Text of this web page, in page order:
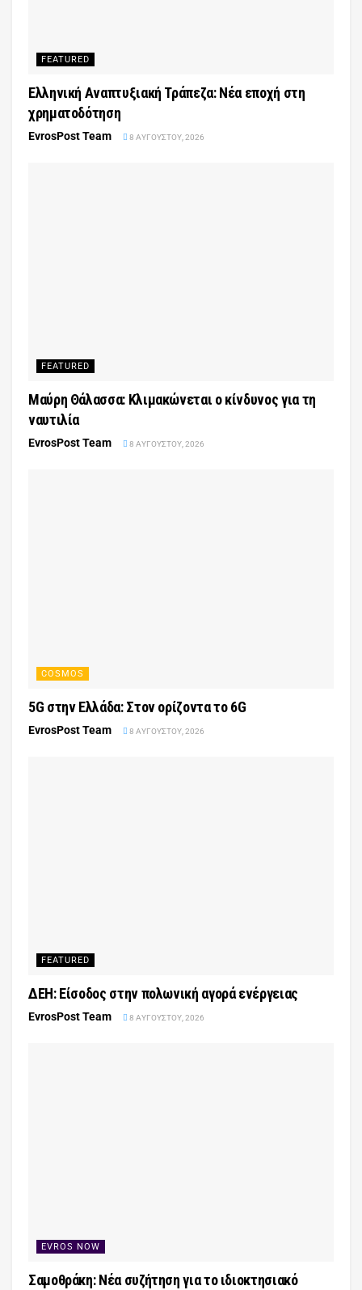
FEATURED
Ελληνική Αναπτυξιακή Τράπεζα: Νέα εποχή στη
χρηματοδότηση
EvrosPost Team 8 ΑΥΓΟΎΣΤΟΥ, 2026
FEATURED
Μαύρη Θάλασσα: Κλιμακώνεται ο κίνδυνος για τη
ναυτιλία
EvrosPost Team 8 ΑΥΓΟΎΣΤΟΥ, 2026
COSMOS
5G στην Ελλάδα: Στον ορίζοντα το 6G
EvrosPost Team 8 ΑΥΓΟΎΣΤΟΥ, 2026
FEATURED
ΔΕΗ: Είσοδος στην πολωνική αγορά ενέργειας
EvrosPost Team 8 ΑΥΓΟΎΣΤΟΥ, 2026
EVROS NOW
Σαμοθράκη: Νέα συζήτηση για το ιδιοκτησιακό